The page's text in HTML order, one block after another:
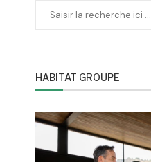
HABITAT GROUPE